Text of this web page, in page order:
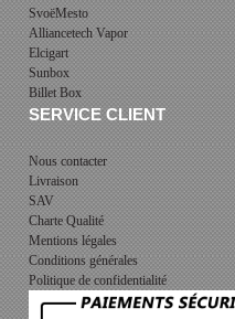
SvoëMesto
Alliancetech Vapor
Elcigart
Sunbox
Billet Box
SERVICE CLIENT
Nous contacter
Livraison
SAV
Charte Qualité
Mentions légales
Conditions générales
Politique de confidentialité